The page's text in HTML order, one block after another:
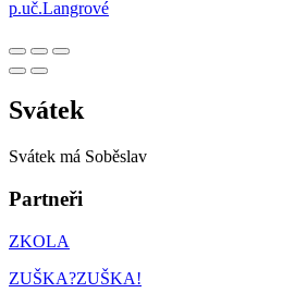
Svátek
Svátek má Soběslav
Partneři
ZKOLA
ZUŠKA?ZUŠKA!